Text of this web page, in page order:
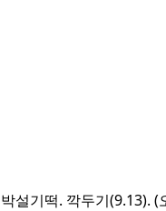
설기떡. 깍두기(9.13).